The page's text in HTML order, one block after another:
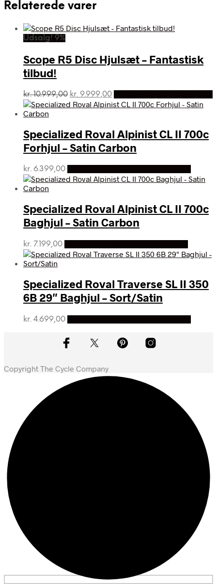
Relaterede varer
Udsalg! 9%
Scope R5 Disc Hjulsæt – Fantastisk
tilbud!
kr.10.999,00 Den
oprindelige
kr. 10.999,00.
kr. 9.999,00Den
aktuelle
kr. 9.999,00.
Specialized Roval Alpinist CL II 700c
Forhjul – Satin Carbon
kr. 6.399,00
Specialized Roval Alpinist CL II 700c
Baghjul – Satin Carbon
kr. 7.199,00
Specialized Roval Traverse SL II 350
6B 29″ Baghjul – Sort/Satin
kr. 4.699,00
Copyright The Cycle Company